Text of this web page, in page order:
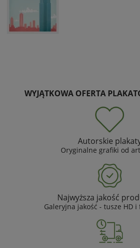
WYJĄTKOWA OFERTA
Autorskie
Oryginalne grafiki od
Najwyższa jakość
Galeryjna jakość - tusze HD